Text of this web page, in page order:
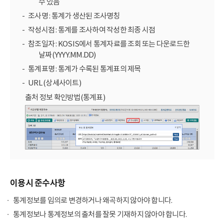
조사명 : 통계가 생산된 조사명칭
작성시점 : 통계를 조사하여 작성한 최종 시점
참조일자 : KOSIS에서 통계자료를 조회 또는 다운로드한
날짜(YYYY.MM.DD)
통계표명 : 통계가 수록된 통계표의 제목
URL (상세사이트)
출처 정보 확인방법(통계표)
이용시 준수사항
통계정보를 임의로 변경하거나 왜곡하지 않아야 합니다.
통계정보나 통계정보의 출처를 잘못 기재하지 않아야 합니다.